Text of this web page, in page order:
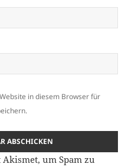
in diesem Browser für
um Spam zu